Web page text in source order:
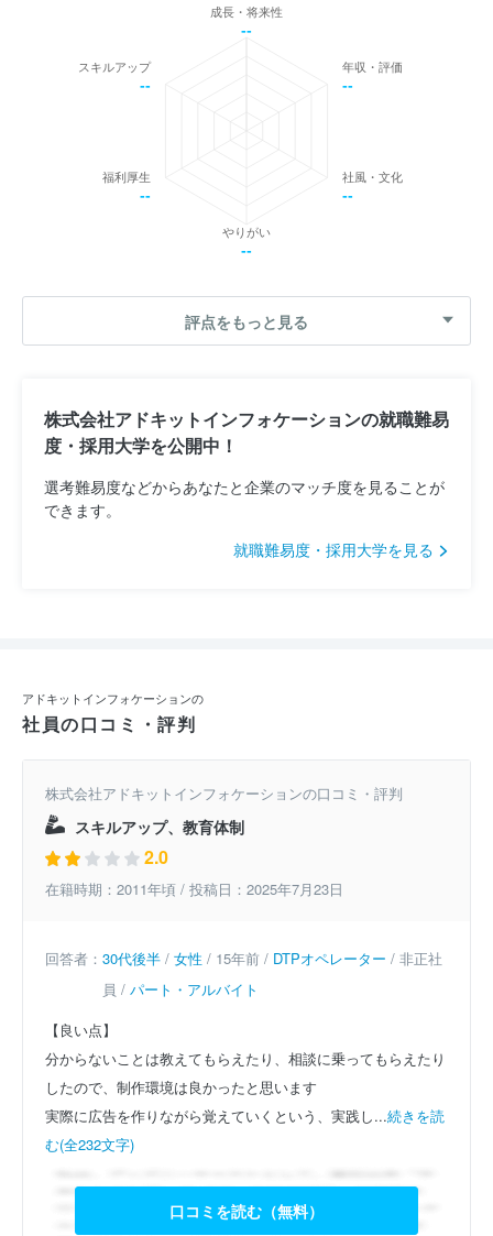
成長・将来性
--
年収・評価
--
社風・文化
--
やりがい
--
福利厚生
--
スキルアップ
--
評点をもっと見る
株式会社アドキットインフォケーションの就職難易
度・採用大学を公開中！
選考難易度などからあなたと企業のマッチ度を見ることが
できます。
就職難易度・採用大学を見る
アドキットインフォケーションの
社員の口コミ・評判
株式会社アドキットインフォケーションの口コミ・評判
スキルアップ、教育体制
2.0
在籍時期：2011年頃 / 投稿日：2025年7月23日
回答者： 30代後半 / 女性 / 15年前 / DTPオペレーター / 非正社
員 / パート・アルバイト
【良い点】
分からないことは教えてもらえたり、相談に乗ってもらえたり
したので、制作環境は良かったと思います
実際に広告を作りながら覚えていくという、実践し...続きを読
む(全232文字)
口コミを読む（無料）